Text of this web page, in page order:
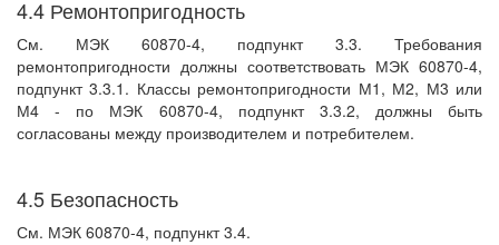
4.4 Ремонтопригодность
См. МЭК 60870-4, подпункт 3.3. Требования
ремонтопригодности должны соответствовать МЭК 60870-4,
подпункт 3.3.1. Классы ремонтопригодности М1, М2, М3 или
М4 - по МЭК 60870-4, подпункт 3.3.2, должны быть
согласованы между производителем и потребителем.
4.5 Безопасность
См. МЭК 60870-4, подпункт 3.4.